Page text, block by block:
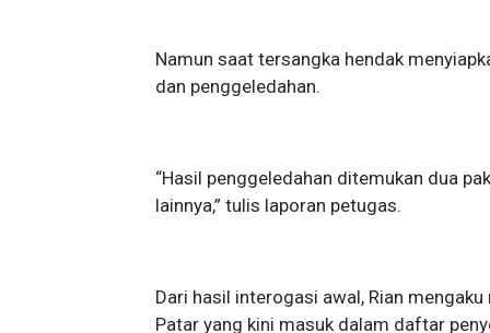
Namun saat tersangka hendak
dan penggeledahan.
“Hasil penggeledahan ditemukan dua
lainnya,” tulis laporan petugas.
Dari hasil interogasi awal, Rian
Patar yang kini masuk dalam daftar